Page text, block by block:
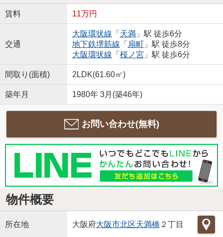
賃料 11万円
交通
大阪環状線 「 天満」駅 徒歩6分
地下鉄堺筋線 「 扇町」駅 徒歩8分
大阪環状線 「 桜ノ宮 」駅 徒歩6分
間取り(面積) 2LDK(61.60㎡)
築年月 1980年 3月(築46年)
お問い合わせ(無料)
物件概要
所在地 大阪府大阪市北区天満橋 ２丁目